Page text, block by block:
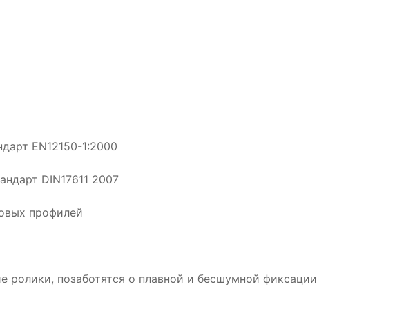
EN12150-1:2000
DIN17611 2007
профилей
ролики, позаботятся о плавной и бесшумной фиксации